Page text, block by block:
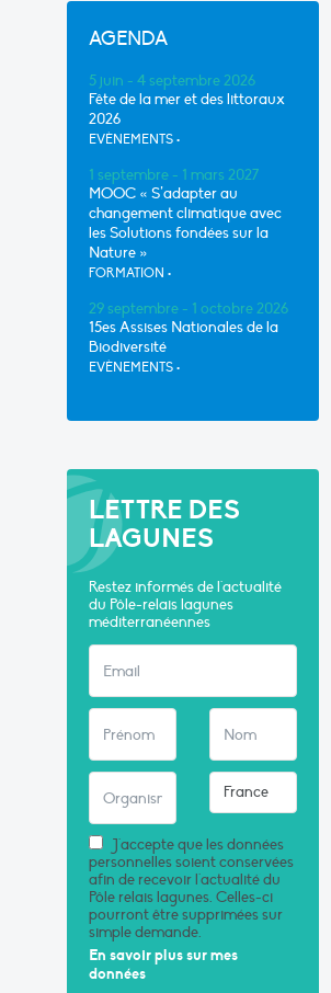
AGENDA
5 juin - 4 septembre 2026
Fête de la mer et des littoraux
2026
EVÈNEMENTS •
1 septembre - 1 mars 2027
MOOC « S’adapter au
changement climatique avec
les Solutions fondées sur la
Nature »
FORMATION •
29 septembre - 1 octobre 2026
15es Assises Nationales de la
Biodiversité
EVÈNEMENTS •
LETTRE DES
LAGUNES
Restez informés de l'actualité
du Pôle-relais lagunes
méditerranéennes
J'accepte que les données
personnelles soient conservées
afin de recevoir l'actualité du
Pôle relais lagunes. Celles-ci
pourront être supprimées sur
simple demande.
En savoir plus sur mes
données